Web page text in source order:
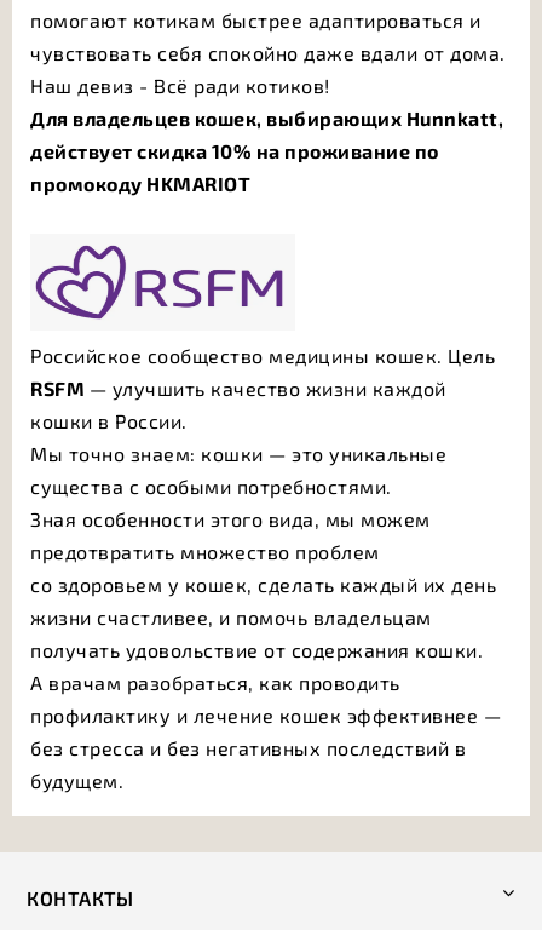
помогают котикам быстрее адаптироваться и
чувствовать себя спокойно даже вдали от дома.
Наш девиз - Всё ради котиков!
Для владельцев кошек, выбирающих Hunnkatt,
действует скидка 10% на проживание по
промокоду HKMARIOT
Российское сообщество медицины кошек. Цель
RSFM — улучшить качество жизни каждой
кошки в России.
Мы точно знаем: кошки — это уникальные
существа с особыми потребностями.
Зная особенности этого вида, мы можем
предотвратить множество проблем
со здоровьем у кошек, сделать каждый их день
жизни счастливее, и помочь владельцам
получать удовольствие от содержания кошки.
А врачам разобраться, как проводить
профилактику и лечение кошек эффективнее —
без стресса и без негативных последствий в
будущем.
КОНТАКТЫ